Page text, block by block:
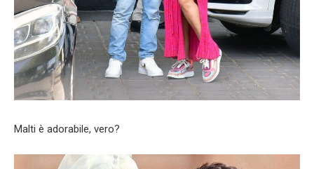
Malti è adorabile, vero?